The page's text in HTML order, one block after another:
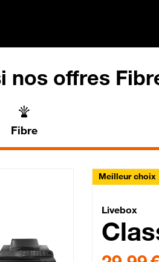
nos offres
Fibre
Lite Fibre
Meilleur choix
Livebox
29,99 € par